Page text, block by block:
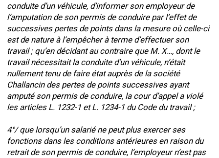
conduite d’un véhicule, d’informer son employeur de
l’amputation de son permis de conduire par l’effet de
successives pertes de points dans la mesure où celle-ci
est de nature à l’empêcher à terme d’effectuer son
travail ; qu’en décidant au contraire que M. X…, dont le
travail nécessitait la conduite d’un véhicule, n’était
nullement tenu de faire état auprès de la société
Challancin des pertes de points successives ayant
amputé son permis de conduire, la cour d’appel a violé
les articles L. 1232-1 et L. 1234-1 du Code du travail ;
4°/ que lorsqu’un salarié ne peut plus exercer ses
fonctions dans les conditions antérieures en raison du
retrait de son permis de conduire, l’employeur n’est pas